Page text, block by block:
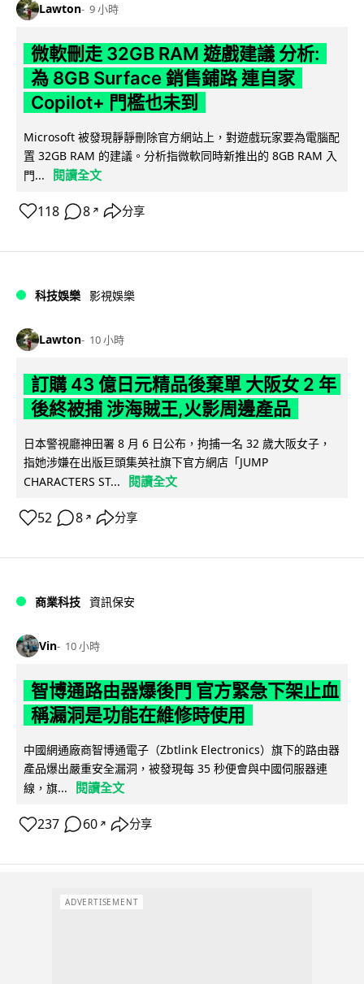
Lawton 9 小時
微軟刪走 32GB RAM 遊戲建議 分析:
為 8GB Surface 銷售鋪路 連自家
Copilot+ 門檻也未到
Microsoft 被發現靜靜刪除官方網站上，對遊戲玩家要為電腦配
置 32GB RAM 的建議。分析指微軟同時新推出的 8GB RAM 入
門...
閱讀全文
118 8 ↗ 分享
科技娛樂 影視娛樂
Lawton 10 小時
訂購 43 億日元精品後棄單 大阪女 2 年
後終被捕 涉海賊王,火影周邊產品
日本警視廳神田署 8 月 6 日公布，拘捕一名 32 歲大阪女子，
指她涉嫌在出版巨頭集英社旗下官方網店「JUMP
CHARACTERS ST...
閱讀全文
52 8 ↗ 分享
商業科技 資訊保安
Vin 10 小時
智博通路由器爆後門 官方緊急下架止血
稱漏洞是功能在維修時使用
中國網通廠商智博通電子（Zbtlink Electronics）旗下的路由器
產品爆出嚴重安全漏洞，被發現每 35 秒便會與中國伺服器連
線，旗...
閱讀全文
237 60 ↗ 分享
ADVERTISEMENT